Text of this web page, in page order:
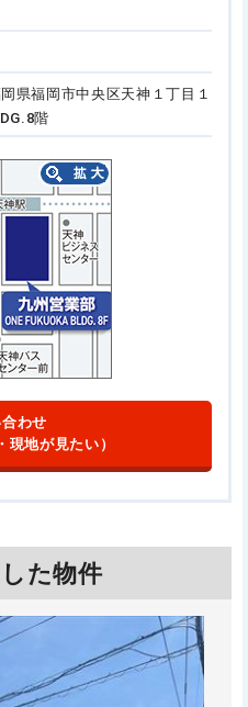
県福岡市中央区天神１丁目１
階
わせ
現地が見たい）
た物件